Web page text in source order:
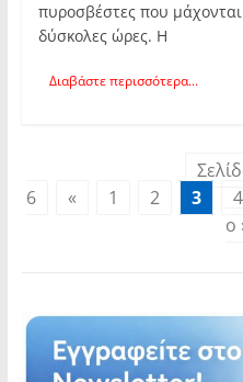
πυροσβέστες που
δύσκολες ώρες. Η
Διαβάστε περισσότερα...
6
« 1 2 3 4
ο